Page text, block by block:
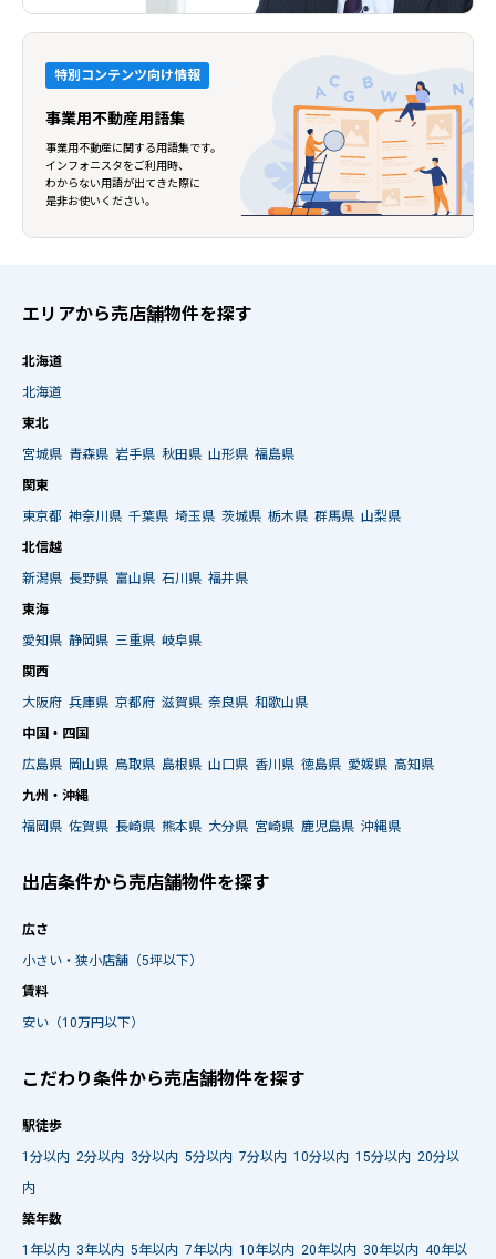
特別コンテンツ向け情報
事業用不動産用語集
事業用不動産に関する用語集です。
インフォニスタをご利用時、
わからない用語が出てきた際に
是非お使いください。
エリアから売店舗物件を探す
北海道
北海道
東北
宮城県 青森県 岩手県 秋田県 山形県 福島県
関東
東京都 神奈川県 千葉県 埼玉県 茨城県 栃木県 群馬県 山梨県
北信越
新潟県 長野県 富山県 石川県 福井県
東海
愛知県 静岡県 三重県 岐阜県
関西
大阪府 兵庫県 京都府 滋賀県 奈良県 和歌山県
中国・四国
広島県 岡山県 鳥取県 島根県 山口県 香川県 徳島県 愛媛県 高知県
九州・沖縄
福岡県 佐賀県 長崎県 熊本県 大分県 宮崎県 鹿児島県 沖縄県
出店条件から売店舗物件を探す
広さ
小さい・狭小店舗（5坪以下）
賃料
安い（10万円以下）
こだわり条件から売店舗物件を探す
駅徒歩
1分以内 2分以内 3分以内 5分以内 7分以内 10分以内 15分以内 20分以
内
築年数
1年以内 3年以内 5年以内 7年以内 10年以内 20年以内 30年以内 40年以